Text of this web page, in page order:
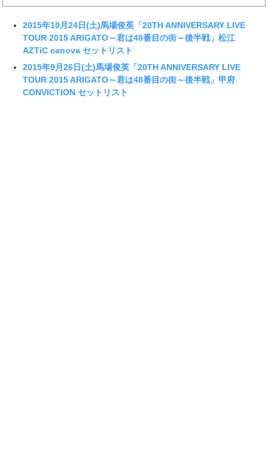
2015年10月24日(土)馬場俊英「20TH ANNIVERSARY LIVE
TOUR 2015 ARIGATO～君は48番目の街～後半戦」松江
AZTiC canova セットリスト
2015年9月26日(土)馬場俊英「20TH ANNIVERSARY LIVE
TOUR 2015 ARIGATO～君は48番目の街～後半戦」甲府
CONVICTION セットリスト